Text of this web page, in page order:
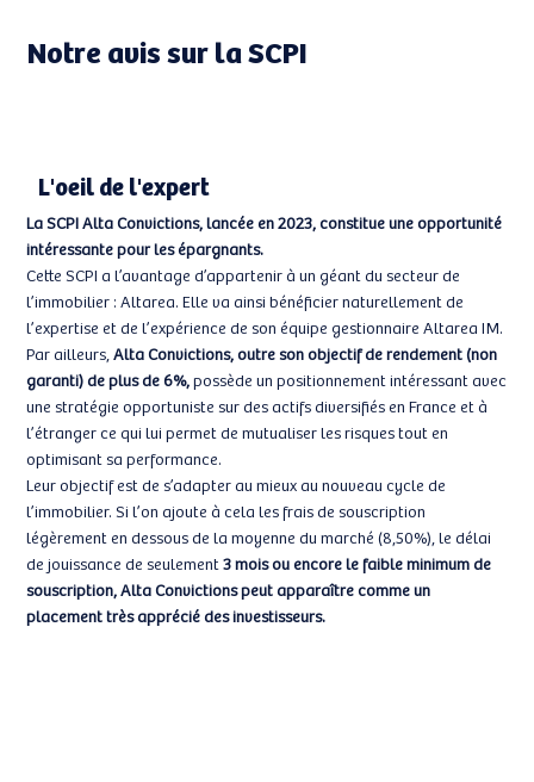
Notre avis sur la SCPI
L'oeil de l'expert
La SCPI Alta Convictions, lancée en 2023, constitue une opportunité
intéressante pour les épargnants.
Cette SCPI a l’avantage d’appartenir à un géant du secteur de
l’immobilier : Altarea. Elle va ainsi bénéficier naturellement de
l’expertise et de l’expérience de son équipe gestionnaire Altarea IM.
Par ailleurs,Alta Convictions, outre son objectif de rendement (non
garanti) de plus de 6%,possède un positionnement intéressant avec
une stratégie opportuniste sur des actifs diversifiés en France et à
l’étranger ce qui lui permet de mutualiser les risques tout en
optimisant sa performance.
Leur objectif est de s’adapter au mieux au nouveau cycle de
l’immobilier. Si l’on ajoute à cela les frais de souscription
légèrement en dessous de la moyenne du marché (8,50%), le délai
de jouissance de seulement3 mois ou encore le faible minimum de
souscription, Alta Convictions peut apparaître comme un
placement très apprécié des investisseurs.